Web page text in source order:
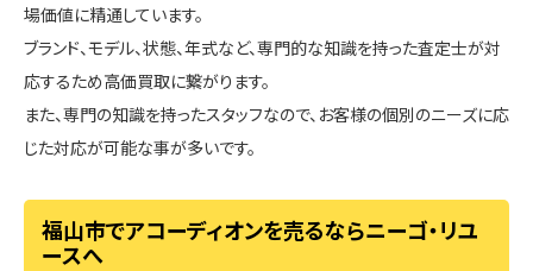
場価値に精通しています。
ブランド、モデル、状態、年式など、専門的な知識を持った査定士が対
応するため高価買取に繋がります。
また、専門の知識を持ったスタッフなので、お客様の個別のニーズに応
じた対応が可能な事が多いです。
福山市でアコーディオンを売るならニーゴ・リユ
ースへ